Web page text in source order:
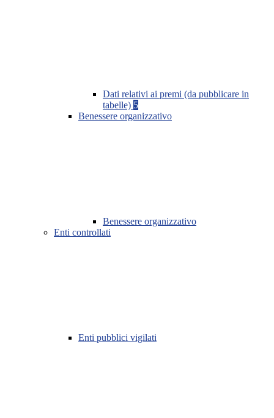
Dati relativi ai premi (da pubblicare in
tabelle) 5
Benessere organizzativo
Benessere organizzativo
Enti controllati
Enti pubblici vigilati